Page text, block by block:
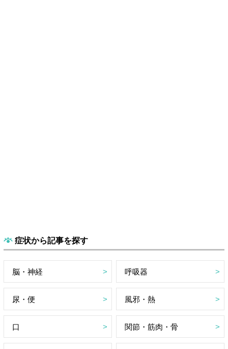
症状から記事を探す
脳・神経 呼吸器
尿・便 風邪・熱
口 関節・筋肉・骨